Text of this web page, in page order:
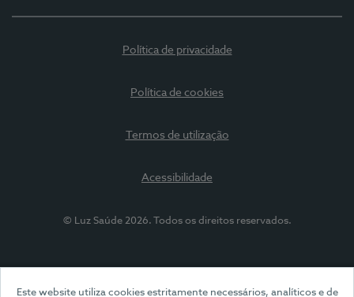
Este website utiliza cookies estritamente necessários, analíticos e de
Política de privacidade
Política de cookies
Termos de utilização
Acessibilidade
© Luz Saúde 2026. Todos os direitos reservados.